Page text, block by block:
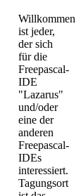
Willkommen
ist jeder,
der sich
für die
Freepascal-
IDE
"Lazarus"
und/oder
eine der
anderen
Freepascal-
IDEs
interessiert.
Tagungsort